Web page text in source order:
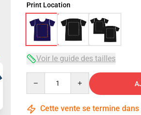
Print Location
Voir le guide des tailles
Cette vente se termine dans